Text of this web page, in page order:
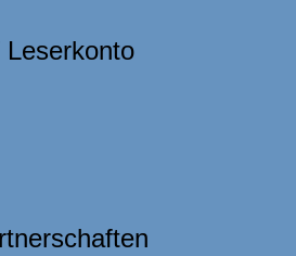
Leserkonto